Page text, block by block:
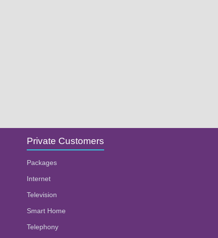
Private Customers
Packages
Internet
Television
Smart Home
Telephony